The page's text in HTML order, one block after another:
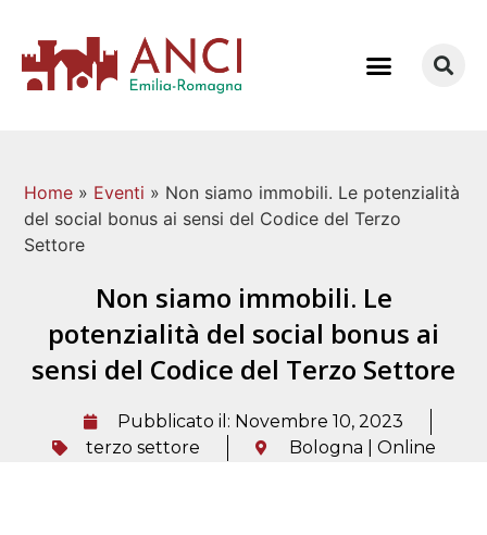
Home » Eventi » Non siamo immobili. Le potenzialità
del social bonus ai sensi del Codice del Terzo
Settore
Non siamo immobili. Le
potenzialità del social bonus ai
sensi del Codice del Terzo Settore
Pubblicato il: Novembre 10, 2023
terzo settore
Bologna | Online